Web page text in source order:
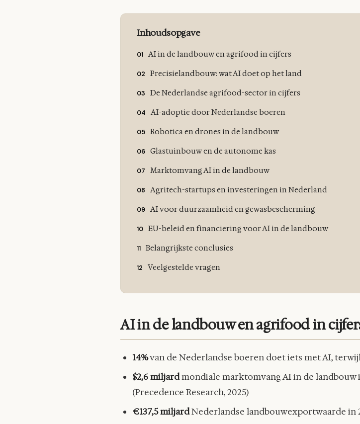
Inhoudsopgave
AI in de landbouw en agrifood in cijfers
Precisielandbouw: wat AI doet op het land
De Nederlandse agrifood-sector in cijfers
AI-adoptie door Nederlandse boeren
Robotica en drones in de landbouw
Glastuinbouw en de autonome kas
Marktomvang AI in de landbouw
Agritech-startups en investeringen in Nederland
AI voor duurzaamheid en gewasbescherming
EU-beleid en financiering voor AI in de landbouw
Belangrijkste conclusies
Veelgestelde vragen
AI in de landbouw en agrifood in
14%van de Nederlandse boeren doet iets met AI,
$2,6 miljardmondiale marktomvang AI in de landbouw
(Precedence Research, 2025)
€137,5 miljardNederlandse landbouwexportwaarde in